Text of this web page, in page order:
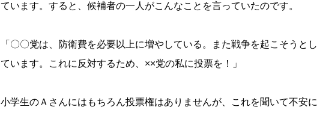
ています。すると、候補者の一人がこんなことを言っていたのです。
「〇〇党は、防衛費を必要以上に増やしている。また戦争を起こそうとし
ています。これに反対するため、××党の私に投票を！」
小学生のＡさんにはもちろん投票権はありませんが、これを聞いて不安に